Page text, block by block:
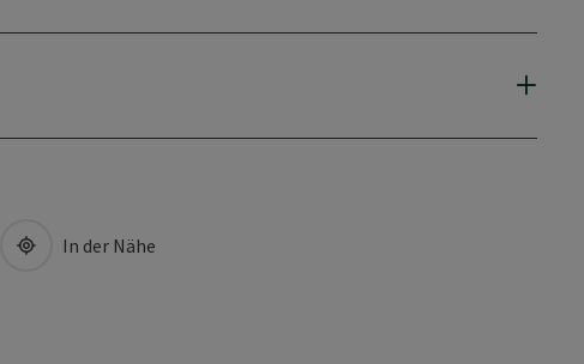
In der Nähe